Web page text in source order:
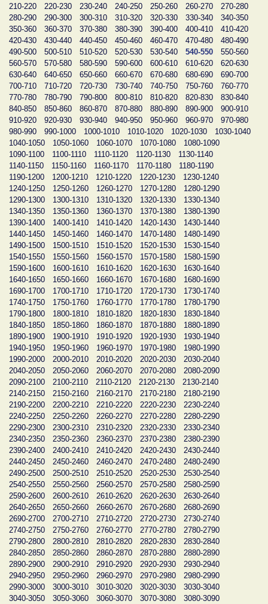
210-220
220-230 230-240 240-250 250-260 260-270
270-280
280-290
290-300 300-310 310-320 320-330 330-340
340-350
350-360
360-370 370-380 380-390 390-400 400-410
410-420
420-430
430-440 440-450 450-460 460-470 470-480
480-490
490-500
500-510 510-520 520-530 530-540 540-550
550-560
560-570
570-580 580-590 590-600 600-610 610-620
620-630
630-640
640-650 650-660 660-670 670-680 680-690
690-700
700-710
710-720 720-730 730-740 740-750 750-760
760-770
770-780
780-790 790-800 800-810 810-820 820-830
830-840
840-850
850-860 860-870 870-880 880-890 890-900
900-910
910-920
920-930 930-940 940-950 950-960 960-970
970-980
980-990
990-1000 1000-1010 1010-1020 1020-1030
1030-1040
1040-1050
1050-1060 1060-1070 1070-1080
1080-1090
1090-1100
1100-1110 1110-1120 1120-1130
1130-1140
1140-1150
1150-1160 1160-1170 1170-1180
1180-1190
1190-1200
1200-1210 1210-1220 1220-1230
1230-1240
1240-1250
1250-1260 1260-1270 1270-1280
1280-1290
1290-1300
1300-1310 1310-1320 1320-1330
1330-1340
1340-1350
1350-1360 1360-1370 1370-1380
1380-1390
1390-1400
1400-1410 1410-1420 1420-1430
1430-1440
1440-1450
1450-1460 1460-1470 1470-1480
1480-1490
1490-1500
1500-1510 1510-1520 1520-1530
1530-1540
1540-1550
1550-1560 1560-1570 1570-1580
1580-1590
1590-1600
1600-1610 1610-1620 1620-1630
1630-1640
1640-1650
1650-1660 1660-1670 1670-1680
1680-1690
1690-1700
1700-1710 1710-1720 1720-1730
1730-1740
1740-1750
1750-1760 1760-1770 1770-1780
1780-1790
1790-1800
1800-1810 1810-1820 1820-1830
1830-1840
1840-1850
1850-1860 1860-1870 1870-1880
1880-1890
1890-1900
1900-1910 1910-1920 1920-1930
1930-1940
1940-1950
1950-1960 1960-1970 1970-1980
1980-1990
1990-2000
2000-2010 2010-2020 2020-2030
2030-2040
2040-2050
2050-2060 2060-2070 2070-2080
2080-2090
2090-2100
2100-2110 2110-2120 2120-2130
2130-2140
2140-2150
2150-2160 2160-2170 2170-2180
2180-2190
2190-2200
2200-2210 2210-2220 2220-2230
2230-2240
2240-2250
2250-2260 2260-2270 2270-2280
2280-2290
2290-2300
2300-2310 2310-2320 2320-2330
2330-2340
2340-2350
2350-2360 2360-2370 2370-2380
2380-2390
2390-2400
2400-2410 2410-2420 2420-2430
2430-2440
2440-2450
2450-2460 2460-2470 2470-2480
2480-2490
2490-2500
2500-2510 2510-2520 2520-2530
2530-2540
2540-2550
2550-2560 2560-2570 2570-2580
2580-2590
2590-2600
2600-2610 2610-2620 2620-2630
2630-2640
2640-2650
2650-2660 2660-2670 2670-2680
2680-2690
2690-2700
2700-2710 2710-2720 2720-2730
2730-2740
2740-2750
2750-2760 2760-2770 2770-2780
2780-2790
2790-2800
2800-2810 2810-2820 2820-2830
2830-2840
2840-2850
2850-2860 2860-2870 2870-2880
2880-2890
2890-2900
2900-2910 2910-2920 2920-2930
2930-2940
2940-2950
2950-2960 2960-2970 2970-2980
2980-2990
2990-3000
3000-3010 3010-3020 3020-3030
3030-3040
3040-3050
3050-3060 3060-3070 3070-3080
3080-3090